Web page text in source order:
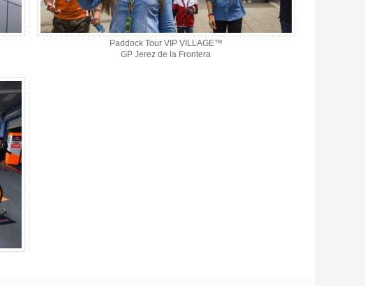
Paddock Tour VIP VILLAGE™
GP Jerez de la Frontera